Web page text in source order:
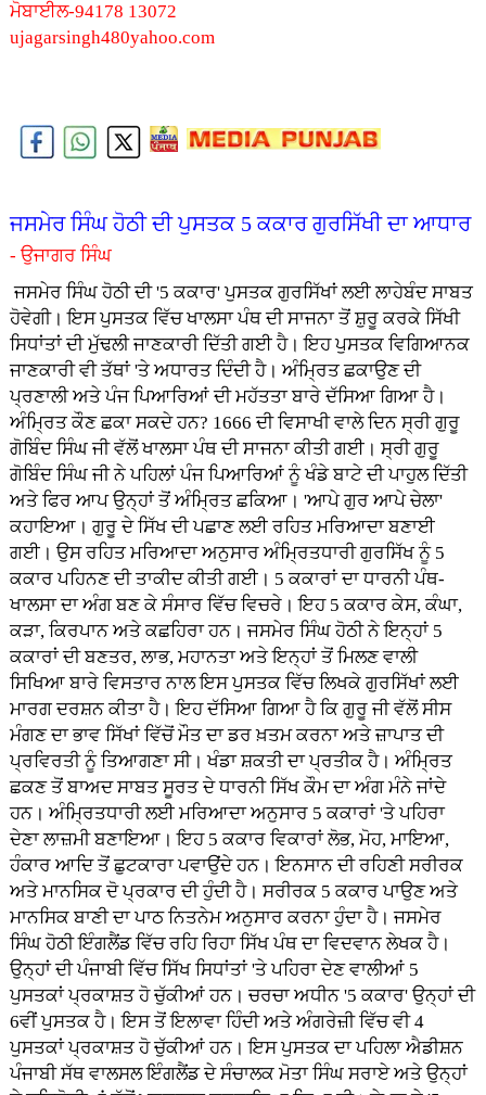
ਮੋਬਾਈਲ-94178 13072
ujagarsingh480yahoo.com
ਜਸਮੇਰ ਸਿੰਘ ਹੋਠੀ ਦੀ ਪੁਸਤਕ 5 ਕਕਾਰ ਗੁਰਸਿੱਖੀ ਦਾ ਆਧਾਰ
- ਉਜਾਗਰ ਸਿੰਘ
ਜਸਮੇਰ ਸਿੰਘ ਹੋਠੀ ਦੀ '5 ਕਕਾਰ' ਪੁਸਤਕ ਗੁਰਸਿੱਖਾਂ ਲਈ ਲਾਹੇਬੰਦ ਸਾਬਤ
ਹੋਵੇਗੀ। ਇਸ ਪੁਸਤਕ ਵਿੱਚ ਖਾਲਸਾ ਪੰਥ ਦੀ ਸਾਜਨਾ ਤੋਂ ਸ਼ੁਰੂ ਕਰਕੇ ਸਿੱਖੀ
ਸਿਧਾਂਤਾਂ ਦੀ ਮੁੱਢਲੀ ਜਾਣਕਾਰੀ ਦਿੱਤੀ ਗਈ ਹੈ। ਇਹ ਪੁਸਤਕ ਵਿਗਿਆਨਕ
ਜਾਣਕਾਰੀ ਵੀ ਤੱਥਾਂ 'ਤੇ ਅਧਾਰਤ ਦਿੰਦੀ ਹੈ। ਅੰਮ੍ਰਿਤ ਛਕਾਉਣ ਦੀ
ਪ੍ਰਣਾਲੀ ਅਤੇ ਪੰਜ ਪਿਆਰਿਆਂ ਦੀ ਮਹੱਤਤਾ ਬਾਰੇ ਦੱਸਿਆ ਗਿਆ ਹੈ।
ਅੰਮ੍ਰਿਤ ਕੌਣ ਛਕਾ ਸਕਦੇ ਹਨ? 1666 ਦੀ ਵਿਸਾਖੀ ਵਾਲੇ ਦਿਨ ਸ੍ਰੀ ਗੁਰੂ
ਗੋਬਿੰਦ ਸਿੰਘ ਜੀ ਵੱਲੋਂ ਖਾਲਸਾ ਪੰਥ ਦੀ ਸਾਜਨਾ ਕੀਤੀ ਗਈ। ਸ੍ਰੀ ਗੁਰੂ
ਗੋਬਿੰਦ ਸਿੰਘ ਜੀ ਨੇ ਪਹਿਲਾਂ ਪੰਜ ਪਿਆਰਿਆਂ ਨੂੰ ਖੰਡੇ ਬਾਟੇ ਦੀ ਪਾਹੁਲ ਦਿੱਤੀ
ਅਤੇ ਫਿਰ ਆਪ ਉਨ੍ਹਾਂ ਤੋਂ ਅੰਮ੍ਰਿਤ ਛਕਿਆ। 'ਆਪੇ ਗੁਰ ਆਪੇ ਚੇਲਾ'
ਕਹਾਇਆ। ਗੁਰੂ ਦੇ ਸਿੱਖ ਦੀ ਪਛਾਣ ਲਈ ਰਹਿਤ ਮਰਿਆਦਾ ਬਣਾਈ
ਗਈ। ਉਸ ਰਹਿਤ ਮਰਿਆਦਾ ਅਨੁਸਾਰ ਅੰਮ੍ਰਿਤਧਾਰੀ ਗੁਰਸਿੱਖ ਨੂੰ 5
ਕਕਾਰ ਪਹਿਨਣ ਦੀ ਤਾਕੀਦ ਕੀਤੀ ਗਈ। 5 ਕਕਾਰਾਂ ਦਾ ਧਾਰਨੀ ਪੰਥ-
ਖਾਲਸਾ ਦਾ ਅੰਗ ਬਣ ਕੇ ਸੰਸਾਰ ਵਿੱਚ ਵਿਚਰੇ। ਇਹ 5 ਕਕਾਰ ਕੇਸ, ਕੰਘਾ,
ਕੜਾ, ਕਿਰਪਾਨ ਅਤੇ ਕਛਹਿਰਾ ਹਨ। ਜਸਮੇਰ ਸਿੰਘ ਹੋਠੀ ਨੇ ਇਨ੍ਹਾਂ 5
ਕਕਾਰਾਂ ਦੀ ਬਣਤਰ, ਲਾਭ, ਮਹਾਨਤਾ ਅਤੇ ਇਨ੍ਹਾਂ ਤੋਂ ਮਿਲਣ ਵਾਲੀ
ਸਿਖਿਆ ਬਾਰੇ ਵਿਸਤਾਰ ਨਾਲ ਇਸ ਪੁਸਤਕ ਵਿੱਚ ਲਿਖਕੇ ਗੁਰਸਿੱਖਾਂ ਲਈ
ਮਾਰਗ ਦਰਸ਼ਨ ਕੀਤਾ ਹੈ। ਇਹ ਦੱਸਿਆ ਗਿਆ ਹੈ ਕਿ ਗੁਰੂ ਜੀ ਵੱਲੋਂ ਸੀਸ
ਮੰਗਣ ਦਾ ਭਾਵ ਸਿੱਖਾਂ ਵਿੱਚੋਂ ਮੌਤ ਦਾ ਡਰ ਖ਼ਤਮ ਕਰਨਾ ਅਤੇ ਜ਼ਾਪਾਤ ਦੀ
ਪ੍ਰਵਿਰਤੀ ਨੂੰ ਤਿਆਗਣਾ ਸੀ। ਖੰਡਾ ਸ਼ਕਤੀ ਦਾ ਪ੍ਰਤੀਕ ਹੈ। ਅੰਮ੍ਰਿਤ
ਛਕਣ ਤੋਂ ਬਾਅਦ ਸਾਬਤ ਸੂਰਤ ਦੇ ਧਾਰਨੀ ਸਿੱਖ ਕੌਮ ਦਾ ਅੰਗ ਮੰਨੇ ਜਾਂਦੇ
ਹਨ। ਅੰਮ੍ਰਿਤਧਾਰੀ ਲਈ ਮਰਿਆਦਾ ਅਨੁਸਾਰ 5 ਕਕਾਰਾਂ 'ਤੇ ਪਹਿਰਾ
ਦੇਣਾ ਲਾਜ਼ਮੀ ਬਣਾਇਆ। ਇਹ 5 ਕਕਾਰ ਵਿਕਾਰਾਂ ਲੋਭ, ਮੋਹ, ਮਾਇਆ,
ਹੰਕਾਰ ਆਦਿ ਤੋਂ ਛੁਟਕਾਰਾ ਪਵਾਉਂਦੇ ਹਨ। ਇਨਸਾਨ ਦੀ ਰਹਿਣੀ ਸਰੀਰਕ
ਅਤੇ ਮਾਨਸਿਕ ਦੋ ਪ੍ਰਕਾਰ ਦੀ ਹੁੰਦੀ ਹੈ। ਸਰੀਰਕ 5 ਕਕਾਰ ਪਾਉਣ ਅਤੇ
ਮਾਨਸਿਕ ਬਾਣੀ ਦਾ ਪਾਠ ਨਿਤਨੇਮ ਅਨੁਸਾਰ ਕਰਨਾ ਹੁੰਦਾ ਹੈ। ਜਸਮੇਰ
ਸਿੰਘ ਹੋਠੀ ਇੰਗਲੈਂਡ ਵਿੱਚ ਰਹਿ ਰਿਹਾ ਸਿੱਖ ਪੰਥ ਦਾ ਵਿਦਵਾਨ ਲੇਖਕ ਹੈ।
ਉਨ੍ਹਾਂ ਦੀ ਪੰਜਾਬੀ ਵਿੱਚ ਸਿੱਖ ਸਿਧਾਂਤਾਂ 'ਤੇ ਪਹਿਰਾ ਦੇਣ ਵਾਲੀਆਂ 5
ਪੁਸਤਕਾਂ ਪ੍ਰਕਾਸ਼ਤ ਹੋ ਚੁੱਕੀਆਂ ਹਨ। ਚਰਚਾ ਅਧੀਨ '5 ਕਕਾਰ' ਉਨ੍ਹਾਂ ਦੀ
6ਵੀਂ ਪੁਸਤਕ ਹੈ। ਇਸ ਤੋਂ ਇਲਾਵਾ ਹਿੰਦੀ ਅਤੇ ਅੰਗਰੇਜ਼ੀ ਵਿੱਚ ਵੀ 4
ਪੁਸਤਕਾਂ ਪ੍ਰਕਾਸ਼ਤ ਹੋ ਚੁੱਕੀਆਂ ਹਨ। ਇਸ ਪੁਸਤਕ ਦਾ ਪਹਿਲਾ ਐਡੀਸ਼ਨ
ਪੰਜਾਬੀ ਸੱਥ ਵਾਲਸਲ ਇੰਗਲੈਂਡ ਦੇ ਸੰਚਾਲਕ ਮੋਤਾ ਸਿੰਘ ਸਰਾਏ ਅਤੇ ਉਨ੍ਹਾਂ